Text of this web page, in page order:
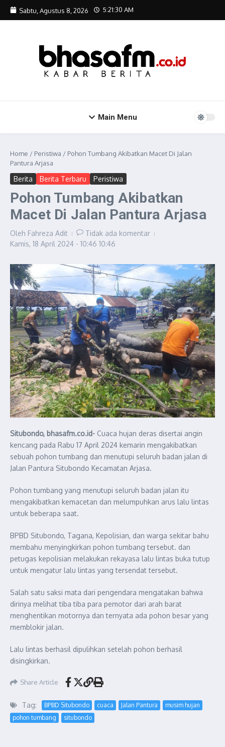
Lewati ke konten
Sabtu, Agustus 8, 2026 5:21:31 AM
Main Menu
Home / Peristiwa / Pohon Tumbang Akibatkan Macet Di Jalan
Pantura Arjasa
Berita Berita Terbaru Peristiwa
Pohon Tumbang Akibatkan
Macet Di Jalan Pantura Arjasa
Oleh Fahreza Adit
Tidak ada komentar
Kamis, 18 April 2024 - 10:46 10:46
Situbondo, bhasafm.co.id- Cuaca hujan deras disertai angin
kencang pada Rabu 17 April 2024 kemarin mengakibatkan
sebuah pohon tumbang dan menutupi seluruh badan jalan di
Jalan Pantura Situbondo Kecamatan Arjasa.
Pohon tumbang yang menutupi seluruh badan jalan itu
mengakibatkan kemacetan dan melumpuhkan arus lalu lintas
untuk beberapa saat.
BPBD Situbondo, Tagana, Kepolisian, dan warga sekitar bahu
membahu menyingkirkan pohon tumbang tersebut. dan
petugas kepolisian melakukan rekayasa lalu lintas buka tutup
untuk mengatur lalu lintas yang tersendat tersebut.
Salah satu saksi mata dari pengendara mengatakan bahwa
dirinya melihat tiba tiba para pemotor dari arah barat
menghentikan motornya dan ternyata ada pohon besar yang
memblokir jalan.
Lalu lintas berhasil dipulihkan setelah pohon berhasil
disingkirkan.
Share Article
Tag: BPBD Situbondo cuaca Jalan Pantura
musim hujan
pohon tumbang
situbondo